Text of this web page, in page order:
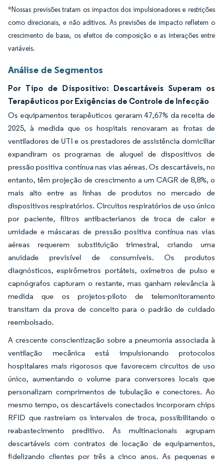
*Nossas previsões tratam os impactos dos impulsionadores e restrições
como direcionais, e não aditivos. As previsões de impacto refletem o
crescimento de base, os efeitos de composição e as interações entre
variáveis.
Análise de Segmentos
Por Tipo de Dispositivo: Descartáveis Superam os
Terapêuticos por Exigências de Controle de Infecção
Os equipamentos terapêuticos geraram 47,67% da receita de
2025, à medida que os hospitais renovaram as frotas de
ventiladores de UTI e os prestadores de assistência domiciliar
expandiram os programas de aluguel de dispositivos de
pressão positiva contínua nas vias aéreas. Os descartáveis, no
entanto, têm projeção de crescimento a um CAGR de 8,8%, o
mais alto entre as linhas de produtos no mercado de
dispositivos respiratórios. Circuitos respiratórios de uso único
por paciente, filtros antibacterianos de troca de calor e
umidade e máscaras de pressão positiva contínua nas vias
aéreas requerem substituição trimestral, criando uma
anuidade previsível de consumíveis. Os produtos
diagnósticos, espirômetros portáteis, oxímetros de pulso e
capnógrafos capturam o restante, mas ganham relevância à
medida que os projetos-piloto de telemonitoramento
transitam da prova de conceito para o padrão de cuidado
reembolsado.
A crescente conscientização sobre a pneumonia associada à
ventilação mecânica está impulsionando protocolos
hospitalares mais rigorosos que favorecem circuitos de uso
único, aumentando o volume para conversores locais que
personalizam comprimentos de tubulação e conectores. Ao
mesmo tempo, os descartáveis conectados incorporam chips
RFID que rastreiam os intervalos de troca, possibilitando o
reabastecimento preditivo. As multinacionais agrupam
descartáveis com contratos de locação de equipamentos,
fidelizando clientes por três a cinco anos. As pequenas e